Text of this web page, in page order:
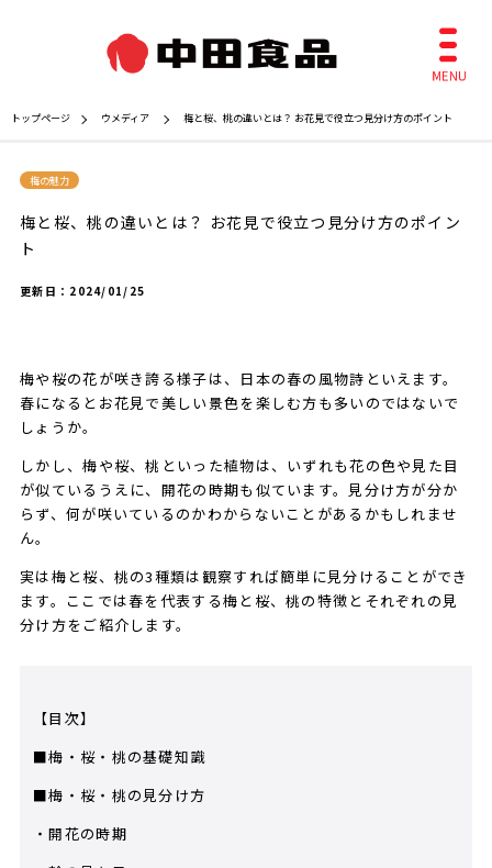
トップページ ウメディア 梅と桜、桃の違いとは？ お花見で役立つ見分け方のポイント
梅の魅力
梅と桜、桃の違いとは？ お花見で役立つ見分け方のポイン
ト
更新日： 2024/01/25
梅や桜の花が咲き誇る様子は、日本の春の風物詩といえます。
春になるとお花見で美しい景色を楽しむ方も多いのではないで
しょうか。
しかし、梅や桜、桃といった植物は、いずれも花の色や見た目
が似ているうえに、開花の時期も似ています。見分け方が分か
らず、何が咲いているのかわからないことがあるかもしれませ
ん。
実は梅と桜、桃の3種類は観察すれば簡単に見分けることができ
ます。ここでは春を代表する梅と桜、桃の特徴とそれぞれの見
分け方をご紹介します。
【目次】
■梅・桜・桃の基礎知識
■梅・桜・桃の見分け方
・開花の時期